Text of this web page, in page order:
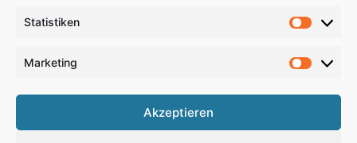
Statistiken
Marketing
Akzeptieren
Copyright 2026, All Rights Reserved